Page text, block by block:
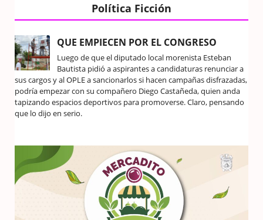
Política Ficción
QUE EMPIECEN POR EL CONGRESO
Luego de que el diputado local morenista Esteban
Bautista pidió a aspirantes a candidaturas renunciar a
sus cargos y al OPLE a sancionarlos si hacen campañas disfrazadas,
podría empezar con su compañero Diego Castañeda, quien anda
tapizando espacios deportivos para promoverse. Claro, pensando
que lo dijo en serio.